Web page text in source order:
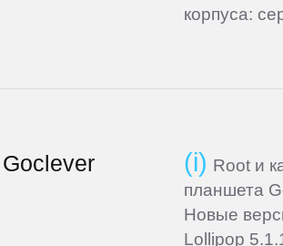
корпуса:
Root и
планшета
Новые
Lollipop